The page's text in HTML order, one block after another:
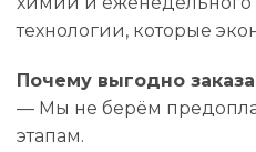
технологии, которые
Почему выгодно
— Мы не берём
этапам.